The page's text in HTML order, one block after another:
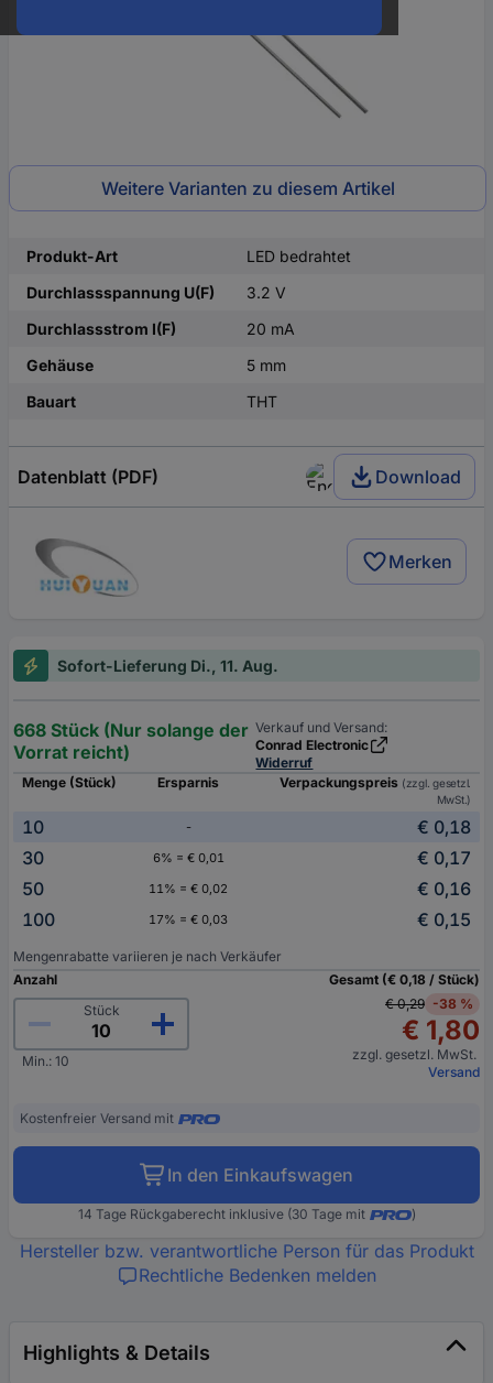
Weitere Varianten zu diesem Artikel
Produkt-Art
LED bedrahtet
Durchlassspannung U(F)
3.2 V
Durchlassstrom I(F)
20 mA
Gehäuse
5 mm
Bauart
THT
Datenblatt (PDF) Download
Merken
Sofort-Lieferung Di., 11. Aug.
668 Stück (Nur solange der
Vorrat reicht)
Verkauf und Versand:
Conrad Electronic
Widerruf
Menge (Stück)
Ersparnis Verpackungspreis (zzgl. gesetzl.
MwSt.)
10 -
€ 0,18
30
6% = € 0,01
€ 0,17
50
11% = € 0,02
€ 0,16
100
17% = € 0,03 € 0,15
Mengenrabatte variieren je nach Verkäufer
Anzahl
Stück
Min.: 10
Gesamt (€ 0,18 / Stück)
€ 0,29 -38 %
€ 1,80
zzgl. gesetzl. MwSt.
Versand
Kostenfreier Versand mit
In den Einkaufswagen
14 Tage Rückgaberecht inklusive (30 Tage mit )
Hersteller bzw. verantwortliche Person für das Produkt
Rechtliche Bedenken melden
Highlights & Details